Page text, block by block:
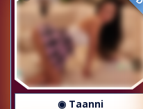
◉ Taanni